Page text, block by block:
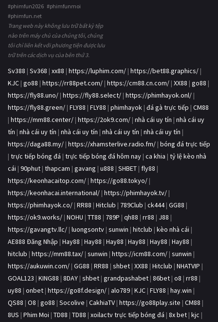
#phimfun2026 #phimfunmoi
#phimfun.net
Trang web này không lưu trữ bất kỳ tệp
nào trên máy chủ của chúng tôi, chúng
tôi chỉ liên kết với phương tiện được lưu
trữ trên các dịch vụ của bên thứ 3.
Sv388 | Sv368 | xx88 | https://luphim.com/ | https://bet88.graphics/ |
KJC | go88 | https://rr88pet.com/ | https://cm88.cn.com/ | XX88 | go88 |
https://fly88.uno/ | https://fly88.select/ | https://phimhayok.onl/ |
https://fly88.green/ | FLY88 | FLY88 | phimhayok | đá gà trực tiếp | CM88
| https://mm88.center/ | https://2ok9.com/ | nhà cái uy tín | nhà cái uy
tín | nhà cái uy tín | nhà cái uy tín | nhà cái uy tín | nhà cái uy tín |
https://daga88.my/ | https://xhamsterlive.radio.fm/ | bóng đá trực tiếp
| trực tiếp bóng đá | trực tiếp bóng đá hôm nay | ca khia | tỷ lệ kèo nhà
cái | 90phut | thapcam | gavang | u888 | SHBET | fly88 |
https://keonhacaitop.com/ | https://go88.tokyo/ |
https://keonhacai.international/ | https://phimhayok.tv/ |
https://phimhayok.co/ | RR88 | Hitclub | 789Club | ck444| GG88 |
https://ok9.works/ | NOHU | TT88 | 789P | qh88 | rr88 | J88 |
https://gavangtv.llc/ | luongsontv | sunwin | hitclub | kèo nhà cái |
AE888 Đăng Nhập | Hay88 | Hay88 | Hay88 | Hay88 | Hay88 | Hay88 |
hitclub | https://mm88.tax/ | sunwin | https://icm88.com/ | sunwin |
https://aukuwin.com/ | GG88 | RR88 | shbet | XX88 | Hitclub | NHATVIP |
GOAL123 | KING88 | 8DAY | shbet | grandpashabet | 86bet | o8 | rr88 |
uy88 | onbet | https://go8f.design/ | alo789 | KJC | FLY88 | hay.win |
QS88 | O8 | go88 | Socolive | CakhiaTV | https://go88play.site | CM88 |
8US | Phim Moi | TD88 | TD88 | xoilactv trực tiếp bóng đá | 8x bet | kjc |